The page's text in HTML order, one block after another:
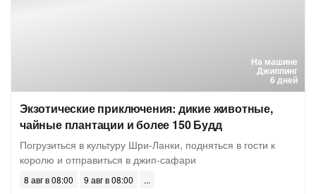
На машине
Джиппинг
6 дней
Экзотические приключения: дикие животные,
чайные плантации и более 150 Будд
Погрузиться в культуру Шри-Ланки, подняться в гости к
королю и отправиться в джип-сафари
8 авг в 08:00 9 авг в 08:00